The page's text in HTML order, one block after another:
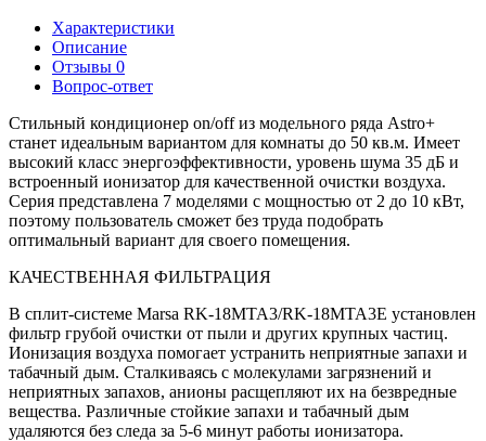
Характеристики
Описание
Отзывы 0
Вопрос-ответ
Стильный кондиционер on/off из модельного ряда Astro+
станет идеальным вариантом для комнаты до 50 кв.м. Имеет
высокий класс энергоэффективности, уровень шума 35 дБ и
встроенный ионизатор для качественной очистки воздуха.
Серия представлена 7 моделями с мощностью от 2 до 10 кВт,
поэтому пользователь сможет без труда подобрать
оптимальный вариант для своего помещения.
КАЧЕСТВЕННАЯ ФИЛЬТРАЦИЯ
В сплит-системе Marsa RK-18MTA3/RK-18MTA3E установлен
фильтр грубой очистки от пыли и других крупных частиц.
Ионизация воздуха помогает устранить неприятные запахи и
табачный дым. Сталкиваясь с молекулами загрязнений и
неприятных запахов, анионы расщепляют их на безвредные
вещества. Различные стойкие запахи и табачный дым
удаляются без следа за 5-6 минут работы ионизатора.